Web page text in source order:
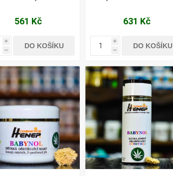
561 Kč
i
h
DO KOŠÍKU
631 Kč
i
h
DO KOŠÍKU